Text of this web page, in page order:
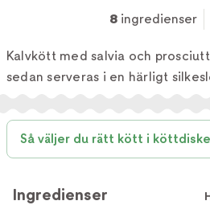
8ingredienser
Kalvkött med salvia och
sedan serveras i en härligt
Så väljer du rätt kött i
Ingredienser